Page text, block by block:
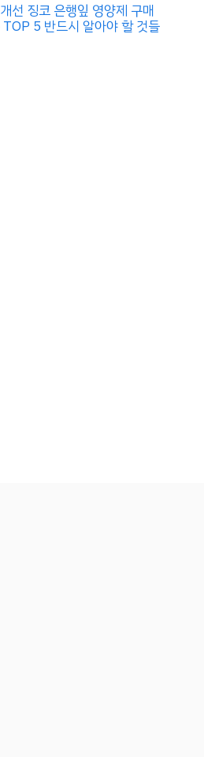
선 징코 은행잎 영양제 구매
TOP 5 반드시 알아야 할 것들